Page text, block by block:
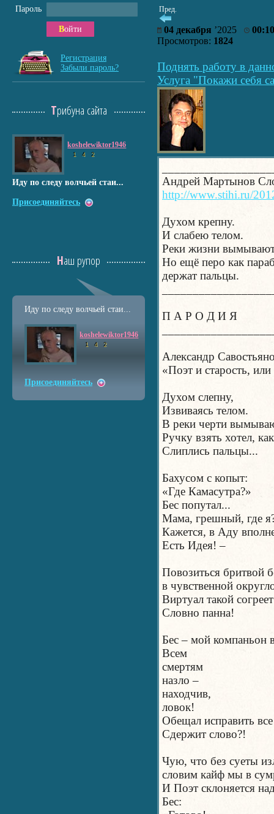
Пред.
04 декабря ’2025
00:10
Просмотров: 1824
Поднять работу в
Услуга "Покажи себя
Андрей Мартынов
http://www.stihi.ru/
Духом крепну.
И слабею телом.
Реки жизни
Но ещё перо как
держат пальцы.
П А Р О Д И Я
Александр
«Поэт и старость,
Духом слепну,
Извиваясь телом.
В реки черти
Ручку взять хотел,
Слиплись пальцы...
Бахусом с копыт:
«Где Камасутра?»
Бес попутал...
Мама, грешный, где
Кажется, в Аду
Есть Идея! –
Повозиться бритвой
в чувственной
Виртуал такой
Словно панна!
Бес – мой компаньон
Всем
смертям
назло –
находчив,
ловок!
Обещал исправить
Сдержит слово?!
Чую, что без суеты
словим кайф мы в
И Поэт склоняется
Бес:
Пароль
Войти
Регистрация
Забыли пароль?
Трибуна сайта
koshelewiktor1946
1 4 2
Иду по следу волчьей стаи...
Присоединяйтесь
Наш рупор
Иду по следу волчьей стаи...
koshelewiktor1946
1 4 2
Присоединяйтесь